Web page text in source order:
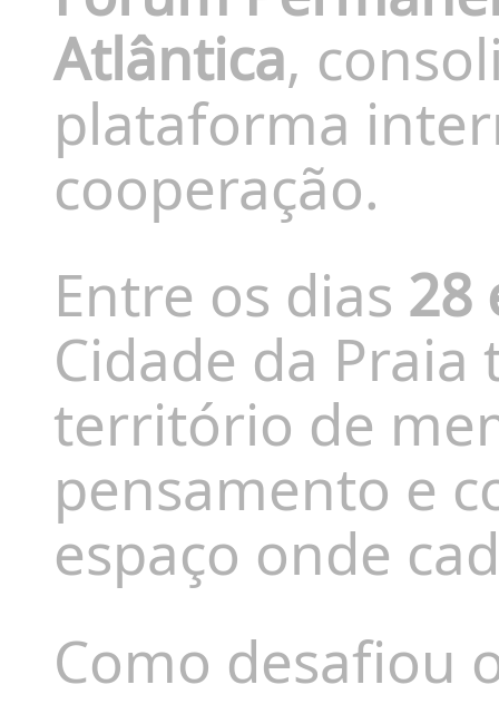
Atlântica,
plataforma
cooperação.
Entre os dias28
Cidade da
território de
pensamento e
espaço onde
Como desafiou